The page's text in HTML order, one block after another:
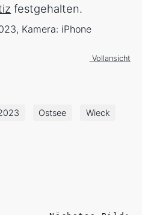
festgehalten.
Kamera: iPhone
Vollansicht
Ostsee Wieck